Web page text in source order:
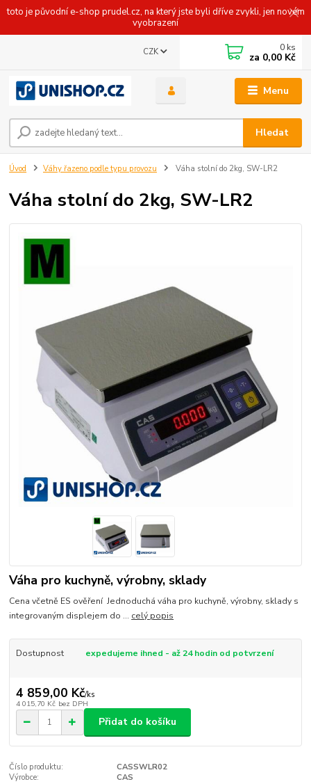
toto je původní e-shop prudel.cz, na který jste byli dříve zvykli, jen novém
vyobrazení
Menu
CZK
Hledat
0 ks
za 0,00 Kč
Úvod Váhy řazeno podle typu provozu Váha stolní do 2kg, SW-LR2
Váha stolní do 2kg, SW-LR2
Váha pro kuchyně, výrobny, sklady
Cena včetně ES ověření Jednoduchá váha pro kuchyně, výrobny, sklady s
integrovaným displejem do ... celý popis
Dostupnost expedujeme ihned - až 24 hodin od potvrzení
4 859,00 Kč/ks
4 015,70 Kč bez DPH
Přidat do košíku
Číslo produktu:
CASSWLR02
Výrobce:
CAS